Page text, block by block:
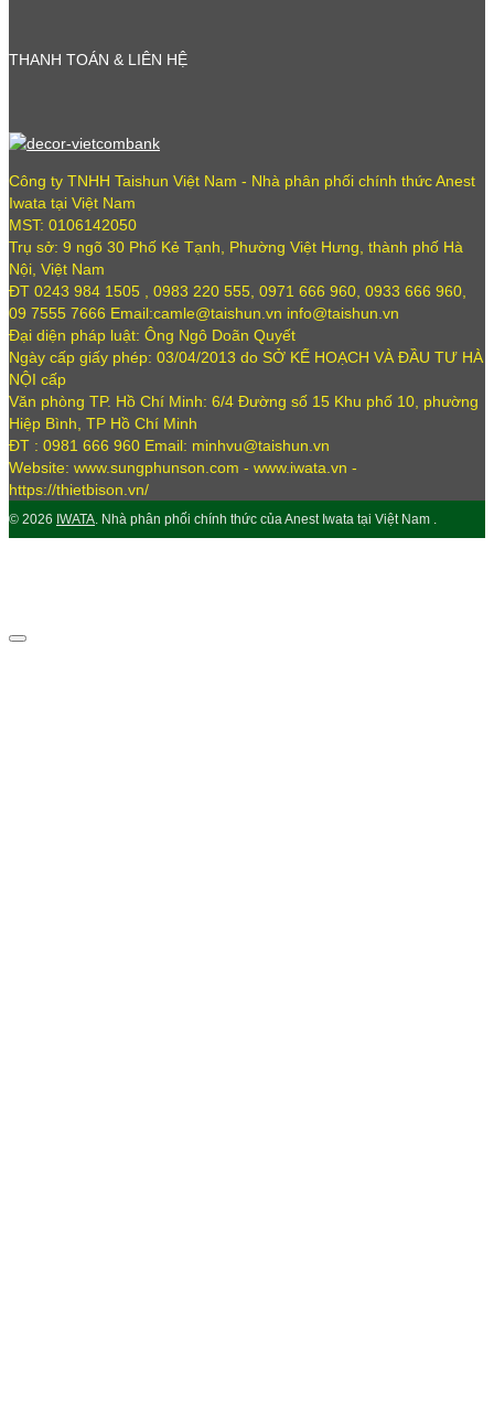
THANH TOÁN & LIÊN HỆ
Công ty TNHH Taishun Việt Nam - Nhà phân phối chính thức Anest
Iwata tại Việt Nam
MST: 0106142050
Trụ sở: 9 ngõ 30 Phố Kẻ Tạnh, Phường Việt Hưng, thành phố Hà
Nội, Việt Nam
ĐT 0243 984 1505 , 0983 220 555, 0971 666 960, 0933 666 960,
09 7555 7666 Email:camle@taishun.vn info@taishun.vn
Đại diện pháp luật: Ông Ngô Doãn Quyết
Ngày cấp giấy phép: 03/04/2013 do SỞ KẾ HOẠCH VÀ ĐẦU TƯ HÀ
NỘI cấp
Văn phòng TP. Hồ Chí Minh: 6/4 Đường số 15 Khu phố 10, phường
Hiệp Bình, TP Hồ Chí Minh
ĐT : 0981 666 960 Email: minhvu@taishun.vn
Website: www.sungphunson.com - www.iwata.vn -
https://thietbison.vn/
© 2026 IWATA. Nhà phân phối chính thức của Anest Iwata tại Việt Nam .